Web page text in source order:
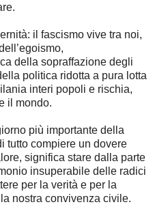
il fascismo vive tra noi,
della sopraffazione degli
politica ridotta a pura lotta
interi popoli e rischia,
il mondo.
più importante della
tutto compiere un dovere
significa stare dalla parte
insuperabile delle radici
per la verità e per la
nostra convivenza civile.